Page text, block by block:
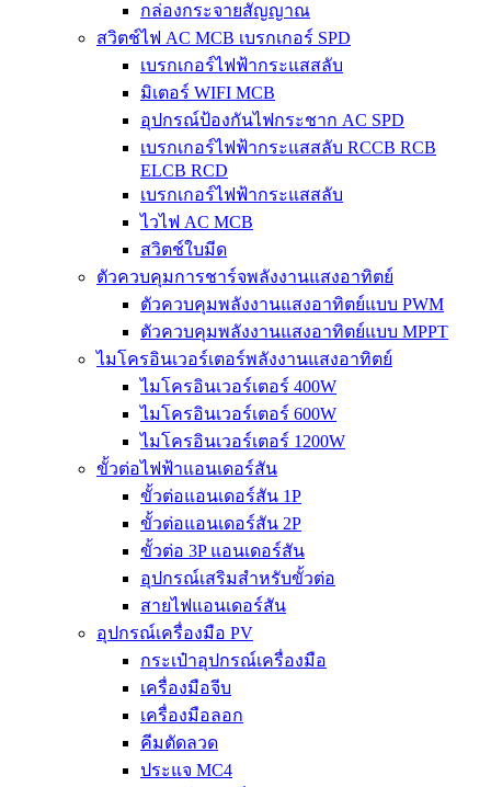
กล่องกระจายสัญญาณ
สวิตช์ไฟ AC MCB เบรกเกอร์ SPD
เบรกเกอร์ไฟฟ้ากระแสสลับ
มิเตอร์ WIFI MCB
อุปกรณ์ป้องกันไฟกระชาก AC SPD
เบรกเกอร์ไฟฟ้ากระแสสลับ RCCB RCB
ELCB RCD
เบรกเกอร์ไฟฟ้ากระแสสลับ
ไวไฟ AC MCB
สวิตช์ใบมีด
ตัวควบคุมการชาร์จพลังงานแสงอาทิตย์
ตัวควบคุมพลังงานแสงอาทิตย์แบบ PWM
ตัวควบคุมพลังงานแสงอาทิตย์แบบ MPPT
ไมโครอินเวอร์เตอร์พลังงานแสงอาทิตย์
ไมโครอินเวอร์เตอร์ 400W
ไมโครอินเวอร์เตอร์ 600W
ไมโครอินเวอร์เตอร์ 1200W
ขั้วต่อไฟฟ้าแอนเดอร์สัน
ขั้วต่อแอนเดอร์สัน 1P
ขั้วต่อแอนเดอร์สัน 2P
ขั้วต่อ 3P แอนเดอร์สัน
อุปกรณ์เสริมสำหรับขั้วต่อ
สายไฟแอนเดอร์สัน
อุปกรณ์เครื่องมือ PV
กระเป๋าอุปกรณ์เครื่องมือ
เครื่องมือจีบ
เครื่องมือลอก
คีมตัดลวด
ประแจ MC4